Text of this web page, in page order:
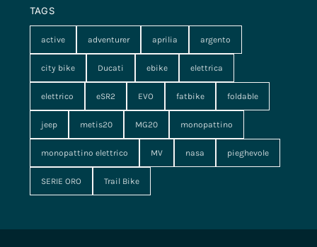
TAGS
active adventurer aprilia argento
city bike Ducati ebike elettrica
elettrico eSR2 EVO fatbike foldable
jeep metis20 MG20 monopattino
monopattino elettrico MV nasa pieghevole
SERIE ORO Trail Bike